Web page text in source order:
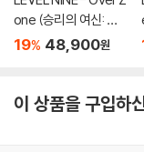
one (승리의 여신: 니
케 OST) [마블 컬러 L
19% 48,900원
이 상품을 구입하